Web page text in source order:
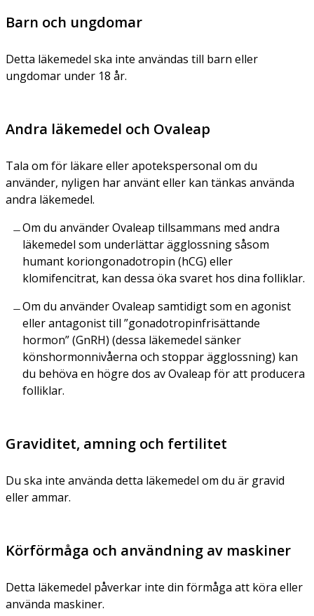
Barn och ungdomar
Detta läkemedel ska inte användas till barn eller
ungdomar under 18 år.
Andra läkemedel och Ovaleap
Tala om för läkare eller apotekspersonal om du
använder, nyligen har använt eller kan tänkas använda
andra läkemedel.
Om du använder Ovaleap tillsammans med andra
läkemedel som underlättar ägglossning såsom
humant koriongonadotropin (hCG) eller
klomifencitrat, kan dessa öka svaret hos dina folliklar.
Om du använder Ovaleap samtidigt som en agonist
eller antagonist till ”gonadotropinfrisättande
hormon” (GnRH) (dessa läkemedel sänker
könshormonnivåerna och stoppar ägglossning) kan
du behöva en högre dos av Ovaleap för att producera
folliklar.
Graviditet, amning och fertilitet
Du ska inte använda detta läkemedel om du är gravid
eller ammar.
Körförmåga och användning av maskiner
Detta läkemedel påverkar inte din förmåga att köra eller
använda maskiner.